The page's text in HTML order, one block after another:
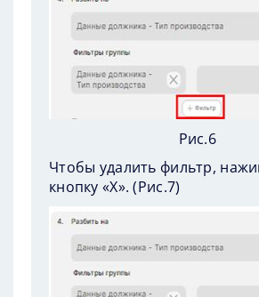
Рис.6
Чтобы удалить фильтр,
кнопку «Х». (Рис.7)